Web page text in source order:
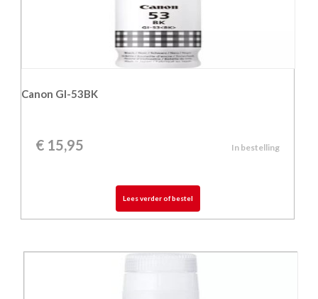
Canon GI-53BK
€ 15,95 In bestelling
Lees verder of bestel